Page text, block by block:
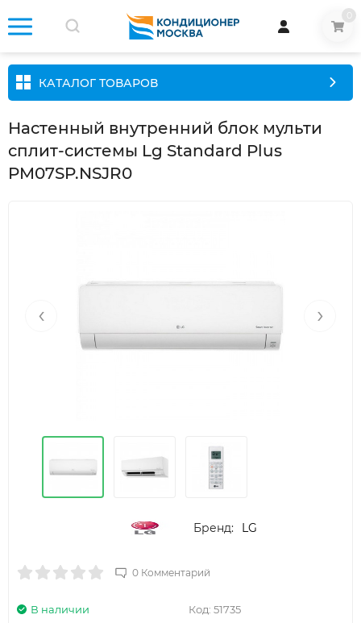
КАТАЛОГ ТОВАРОВ
Настенный внутренний блок мульти
сплит-системы Lg Standard Plus
PM07SP.NSJR0
‹ ›
Бренд: LG
0 Комментарий
Код: 51735
В наличии